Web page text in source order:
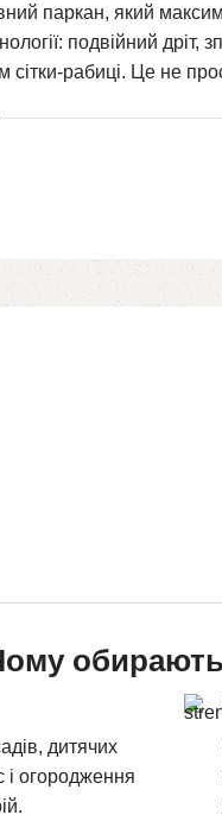
паркан, який
подвійний дріт,
сітки-рабиці. Це не
дитячих
і огородження